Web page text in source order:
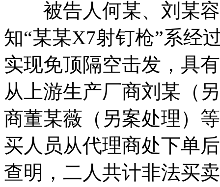
被告人何某、刘某容
知“某某X7射钉枪”系经
实现免顶隔空击发，具
从上游生产厂商刘某（
商董某薇（另案处理）
买人员从代理商处下单
查明，二人共计非法买